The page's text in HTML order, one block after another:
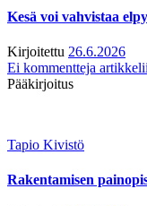
Kesä voi vahvistaa
Kirjoitettu 26.6.2026
Ei kommentteja
Pääkirjoitus
Tapio Kivistö
Rakentamisen